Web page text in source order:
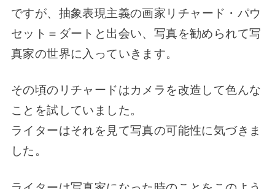
ですが、 抽象表現主義の画家リチャード・パウ
セット＝ダートと出会い、写真を勧められて写
真家の世界に入っていきます。
その頃のリチャードはカメラを改造して色んな
ことを試していました。
ライターはそれを見て写真の可能性に気づきま
した。